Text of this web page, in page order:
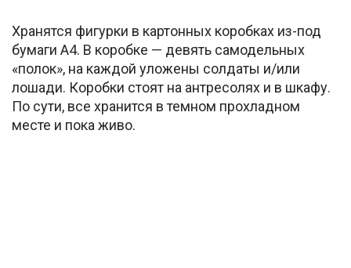
Хранятся фигурки в картонных коробках из-под
бумаги А4. В коробке — девять самодельных
«полок», на каждой уложены солдаты и/или
лошади. Коробки стоят на антресолях и в шкафу.
По сути, все хранится в темном прохладном
месте и пока живо.